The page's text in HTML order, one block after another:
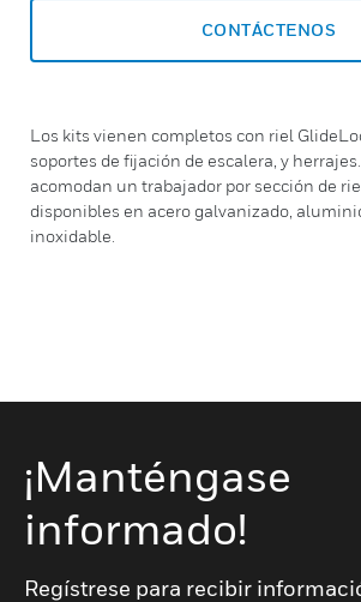
CONTÁCTENOS
Los kits vienen completos con riel
soportes de fijación de escalera, y
acomodan un trabajador por sección de
disponibles en acero galvanizado,
inoxidable.
¡Manténgase
informado!
Regístrese para recibir